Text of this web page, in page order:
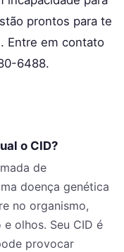
prontos para te
Entre em contato
6488.
o CID?
de
doença genética
no organismo,
olhos. Seu CID é
provocar